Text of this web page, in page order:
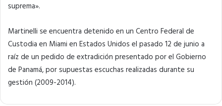
suprema».
Martinelli se encuentra detenido en un Centro Federal de
Custodia en Miami en Estados Unidos el pasado 12 de junio a
raíz de un pedido de extradición presentado por el Gobierno
de Panamá, por supuestas escuchas realizadas durante su
gestión (2009-2014).